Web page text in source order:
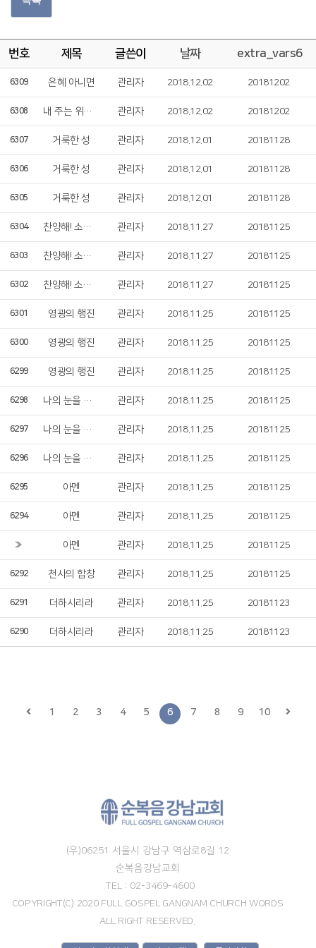
번호 제목 글쓴이 날짜 extra_vars6
6309 은혜 아니면 관리자 2018.12.02 20181202
6308 내 주는 위대하시도다 관리자 2018.12.02 20181202
6307 거룩한 성 관리자 2018.12.01 20181128
6306 거룩한 성 관리자 2018.12.01 20181128
6305 거룩한 성 관리자 2018.12.01 20181128
6304 찬양해! 소리쳐! 관리자 2018.11.27 20181125
6303 찬양해! 소리쳐! 관리자 2018.11.27 20181125
6302 찬양해! 소리쳐! 관리자 2018.11.27 20181125
6301 영광의 행진 관리자 2018.11.25 20181125
6300 영광의 행진 관리자 2018.11.25 20181125
6299 영광의 행진 관리자 2018.11.25 20181125
6298 나의 눈을 열어 주소서 관리자 2018.11.25 20181125
6297 나의 눈을 열어 주소서 관리자 2018.11.25 20181125
6296 나의 눈을 열어 주소서 관리자 2018.11.25 20181125
6295 아멘 관리자 2018.11.25 20181125
6294 아멘 관리자 2018.11.25 20181125
» 아멘 관리자 2018.11.25 20181125
6292 천사의 합창 관리자 2018.11.25 20181125
6291 더하시리라 관리자 2018.11.25 20181123
6290 더하시리라 관리자 2018.11.25 20181123
1 2 3 4 5 6 7 8 9 10
(우)06251 서울시 강남구 역삼로8길 12
순복음강남교회
TEL : 02-3469-4600
COPYRIGHT(C) 2020 FULL GOSPEL GANGNAM CHURCH WORDS
ALL RIGHT RESERVED.